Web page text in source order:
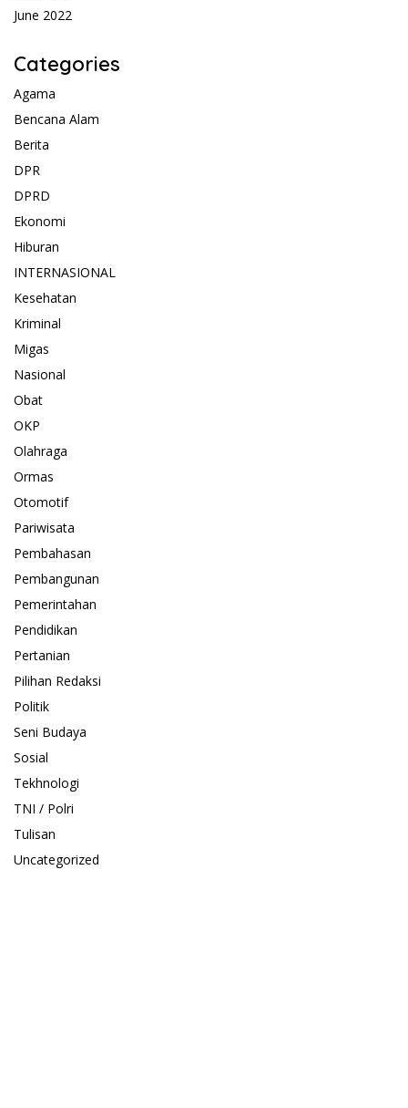
June 2022
Categories
Agama
Bencana Alam
Berita
DPR
DPRD
Ekonomi
Hiburan
INTERNASIONAL
Kesehatan
Kriminal
Migas
Nasional
Obat
OKP
Olahraga
Ormas
Otomotif
Pariwisata
Pembahasan
Pembangunan
Pemerintahan
Pendidikan
Pertanian
Pilihan Redaksi
Politik
Seni Budaya
Sosial
Tekhnologi
TNI / Polri
Tulisan
Uncategorized